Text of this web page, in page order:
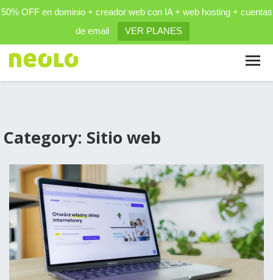
50% OFF en dominio + creador web con IA + web hosting + cuentas
de email
VER PLANES
Category: Sitio web